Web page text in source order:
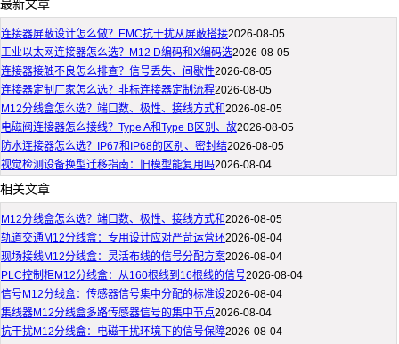
最新文章
连接器屏蔽设计怎么做？EMC抗干扰从屏蔽搭接2026-08-05
工业以太网连接器怎么选？M12 D编码和X编码选2026-08-05
连接器接触不良怎么排查？信号丢失、间歇性2026-08-05
连接器定制厂家怎么选？非标连接器定制流程2026-08-05
M12分线盒怎么选？端口数、极性、接线方式和2026-08-05
电磁阀连接器怎么接线？Type A和Type B区别、故2026-08-05
防水连接器怎么选？IP67和IP68的区别、密封结2026-08-05
视觉检测设备换型迁移指南：旧模型能复用吗2026-08-04
相关文章
M12分线盒怎么选？端口数、极性、接线方式和2026-08-05
轨道交通M12分线盒：专用设计应对严苛运营环2026-08-04
现场接线M12分线盒：灵活布线的信号分配方案2026-08-04
PLC控制柜M12分线盒：从160根线到16根线的信号2026-08-04
信号M12分线盒：传感器信号集中分配的标准设2026-08-04
集线器M12分线盒多路传感器信号的集中节点2026-08-04
抗干扰M12分线盒：电磁干扰环境下的信号保障2026-08-04